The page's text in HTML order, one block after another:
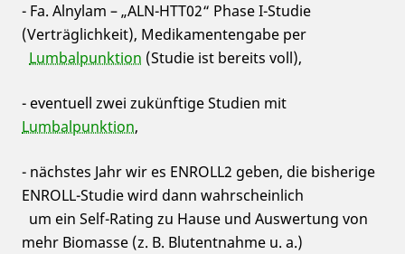
- Fa. Alnylam – „ALN-HTT02“ Phase I-Studie
(Verträglichkeit), Medikamentengabe per
Lumbalpunktion (Studie ist bereits voll),
- eventuell zwei zukünftige Studien mit
Lumbalpunktion,
- nächstes Jahr wir es ENROLL2 geben, die bisherige
ENROLL-Studie wird dann wahrscheinlich
um ein Self-Rating zu Hause und Auswertung von
mehr Biomasse (z. B. Blutentnahme u. a.)